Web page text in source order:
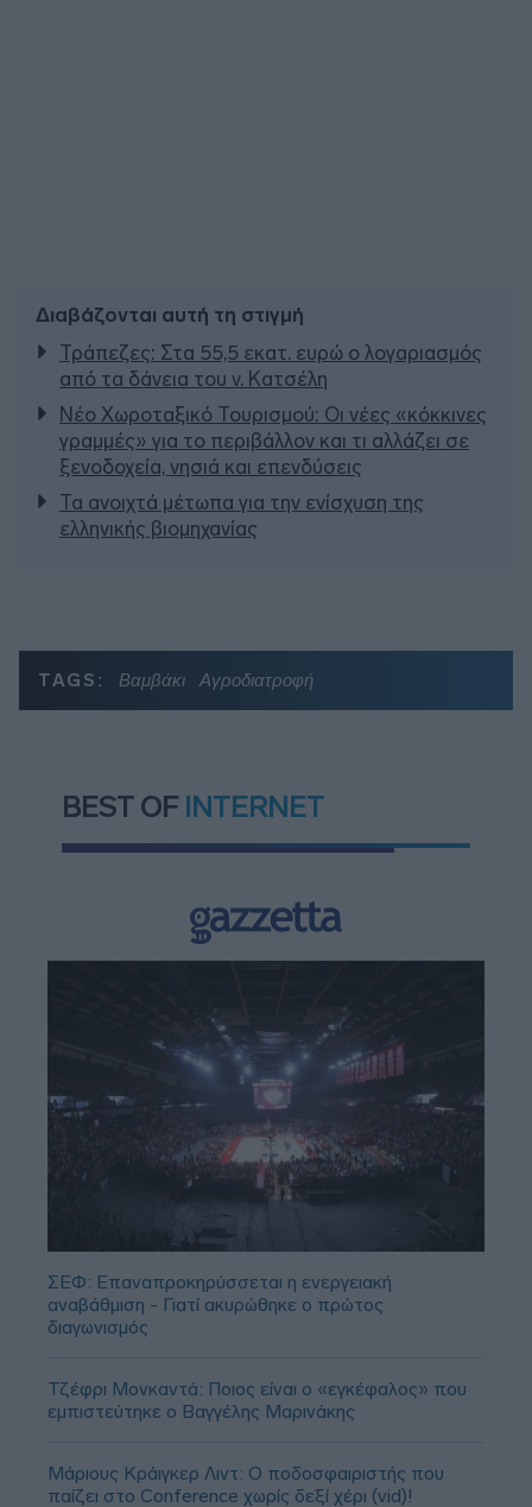
Διαβάζονται αυτή τη στιγμή
Τράπεζες: Στα 55,5 εκατ. ευρώ ο λογαριασμός
από τα δάνεια του ν. Κατσέλη
Νέο Χωροταξικό Τουρισμού: Οι νέες «κόκκινες
γραμμές» για το περιβάλλον και τι αλλάζει σε
ξενοδοχεία, νησιά και επενδύσεις
Τα ανοιχτά μέτωπα για την ενίσχυση της
ελληνικής βιομηχανίας
TAGS: Βαμβάκι Αγροδιατροφή
BEST OF INTERNET
ΣΕΦ: Επαναπροκηρύσσεται η ενεργειακή
αναβάθμιση - Γιατί ακυρώθηκε ο πρώτος
διαγωνισμός
Τζέφρι Μονκαντά: Ποιος είναι ο «εγκέφαλος» που
εμπιστεύτηκε ο Βαγγέλης Μαρινάκης
Μάριους Κράιγκερ Λιντ: Ο ποδοσφαιριστής που
παίζει στο Conference χωρίς δεξί χέρι (vid)!